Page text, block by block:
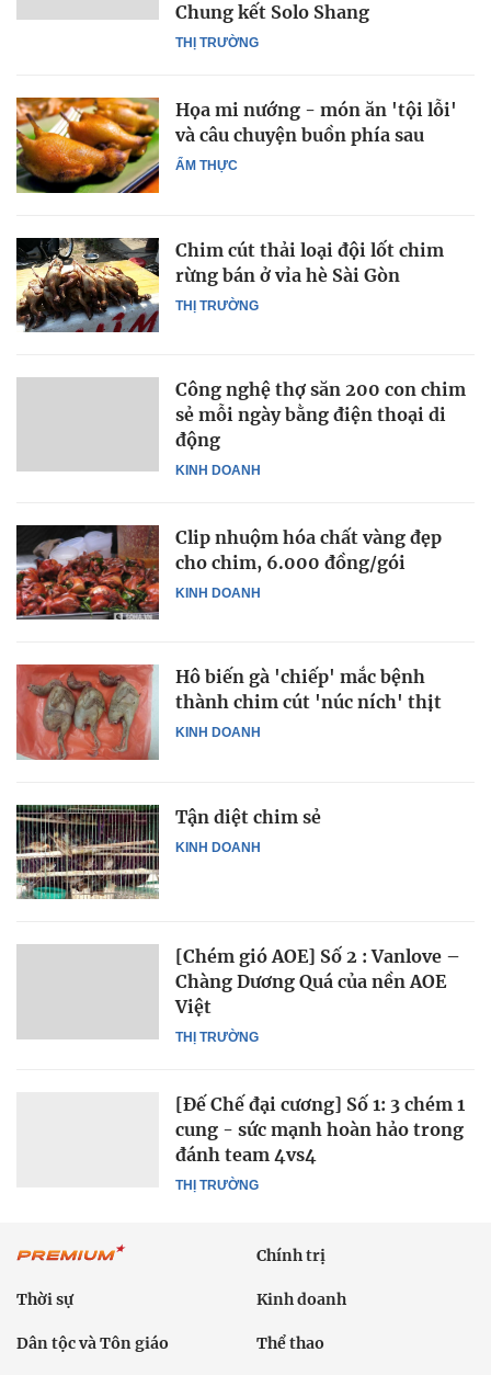
THỊ TRƯỜNG
Chung kết Solo Shang
ẨM THỰC
Họa mi nướng - món ăn 'tội lỗi'
và câu chuyện buồn phía sau
THỊ TRƯỜNG
Chim cút thải loại đội lốt chim
rừng bán ở vỉa hè Sài Gòn
KINH DOANH
Công nghệ thợ săn 200 con chim
sẻ mỗi ngày bằng điện thoại di
động
KINH DOANH
Clip nhuộm hóa chất vàng đẹp
cho chim, 6.000 đồng/gói
KINH DOANH
Hô biến gà 'chiếp' mắc bệnh
thành chim cút 'núc ních' thịt
KINH DOANH
Tận diệt chim sẻ
THỊ TRƯỜNG
[Chém gió AOE] Số 2 : Vanlove –
Chàng Dương Quá của nền AOE
Việt
THỊ TRƯỜNG
[Đế Chế đại cương] Số 1: 3 chém 1
cung - sức mạnh hoàn hảo trong
đánh team 4vs4
Chính trị
Thời sự Kinh doanh
Dân tộc và Tôn giáo Thể thao